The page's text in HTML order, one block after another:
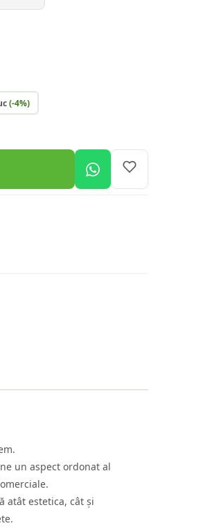
(-4%)
un aspect ordonat al
atât estetica, cât și